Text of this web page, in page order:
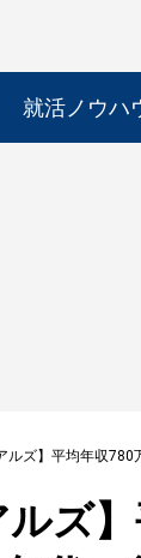
就活ノウハ
ルズ